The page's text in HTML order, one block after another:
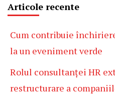
Articole recente
Cum contribuie
la un eveniment verde
Rolul consultanței HR
restructurare a